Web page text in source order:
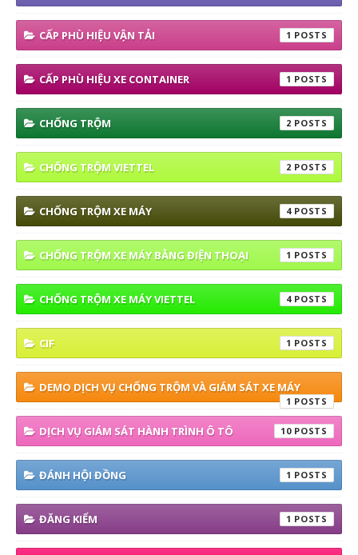
CẤP PHÙ HIỆU VẬN TẢI 1
CẤP PHÙ HIỆU XE CONTAINER 1
CHỐNG TRỘM 2
CHỐNG TRỘM VIETTEL 2
CHỐNG TRỘM XE MÁY 4
CHỐNG TRỘM XE MÁY BẰNG ĐIỆN THOẠI 1
CHỐNG TRỘM XE MÁY VIETTEL 4
CIF 1
DEMO DỊCH VỤ CHỐNG TRỘM VÀ GIÁM SÁT XE MÁY
1
DỊCH VỤ GIÁM SÁT HÀNH TRÌNH Ô TÔ 10
ĐÁNH HỘI ĐỒNG 1
ĐĂNG KIỂM 1